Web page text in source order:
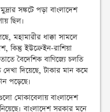
সঙ্কটে পড়া বাংলাদেশ
ছিল।
মহামারীর ধাক্কা সামলে
কিন্তু ইউক্রেইন-রাশিয়া
বৈদেশিক বাণিজ্যে চলতি
দিয়েছে, টাকার মান কমে
পড়েছে।
মোকাবেলায় বাংলাদেশ
বাংলাদেশ সরকার মনে